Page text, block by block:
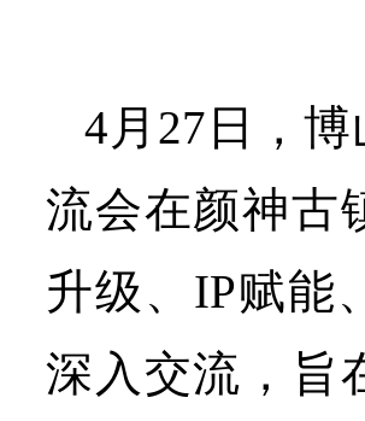
4月27日，
流会在颜神古
升级、IP赋能
深入交流，旨